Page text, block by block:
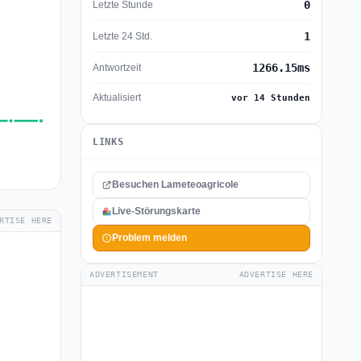
HERE
Letzte Stunde 0
Letzte 24 Std. 1
Antwortzeit 1266.15ms
Aktualisiert vor 14 Stunden
LINKS
Besuchen Lameteoagricole
Live-Störungskarte
Problem melden
ADVERTISEMENT ADVERTISE HERE